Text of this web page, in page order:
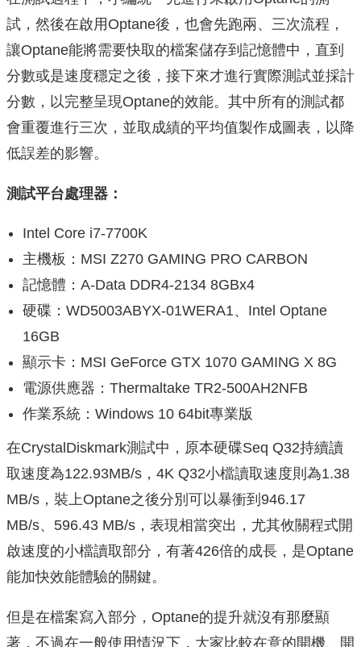
試，然後在啟用Optane後，也會先跑兩、三次流程，
讓Optane能將需要快取的檔案儲存到記憶體中，直到
分數或是速度穩定之後，接下來才進行實際測試並採計
分數，以完整呈現Optane的效能。其中所有的測試都
會重覆進行三次，並取成績的平均值製作成圖表，以降
低誤差的影響。
測試平台處理器：
Intel Core i7-7700K
主機板：MSI Z270 GAMING PRO CARBON
記憶體：A-Data DDR4-2134 8GBx4
硬碟：WD5003ABYX-01WERA1、Intel Optane
16GB
顯示卡：MSI GeForce GTX 1070 GAMING X 8G
電源供應器：Thermaltake TR2-500AH2NFB
作業系統：Windows 10 64bit專業版
在CrystalDiskmark測試中，原本硬碟Seq Q32持續讀
取速度為122.93MB/s，4K Q32小檔讀取速度則為1.38
MB/s，裝上Optane之後分別可以暴衝到946.17
MB/s、596.43 MB/s，表現相當突出，尤其攸關程式開
啟速度的小檔讀取部分，有著426倍的成長，是Optane
能加快效能體驗的關鍵。
但是在檔案寫入部分，Optane的提升就沒有那麼顯
著，不過在一般使用情況下，大家比較在意的開機、開